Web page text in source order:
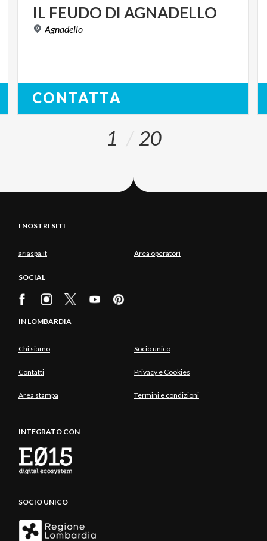
IL FEUDO DI AGNADELLO
Agnadello
CONTATTA
1 20
I NOSTRI SITI
ariaspa.it Area operatori
SOCIAL
IN LOMBARDIA
Chi siamo Socio unico
Contatti Privacy e Cookies
Area stampa Termini e condizioni
INTEGRATO CON
SOCIO UNICO